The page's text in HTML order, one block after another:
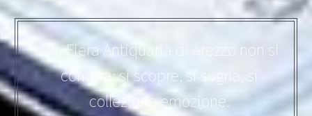
Alla Fiera Antiquaria di Arezzo non si
compra: si scopre, si sogna, si
colleziona emozione.